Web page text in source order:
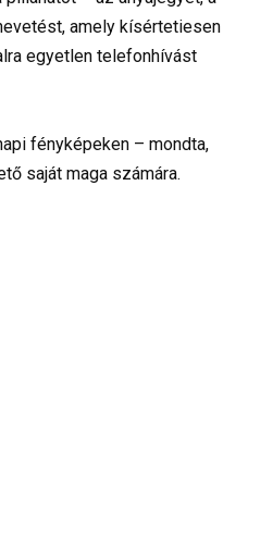
amely kísértetiesen
egyetlen telefonhívást
fényképeken – mondta,
saját maga számára.